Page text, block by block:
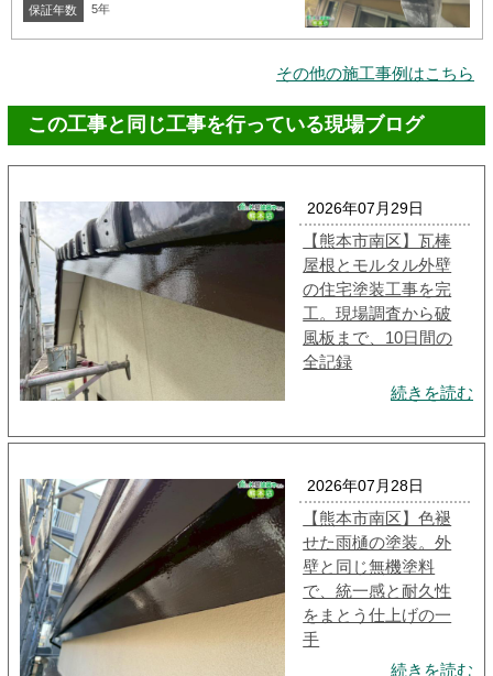
保証年数 5年
その他の施工事例はこちら
この工事と同じ工事を行っている現場ブログ
2026年07月29日
【熊本市南区】瓦棒
屋根とモルタル外壁
の住宅塗装工事を完
工。現場調査から破
風板まで、10日間の
全記録
続きを読む
2026年07月28日
【熊本市南区】色褪
せた雨樋の塗装。外
壁と同じ無機塗料
で、統一感と耐久性
をまとう仕上げの一
手
続きを読む